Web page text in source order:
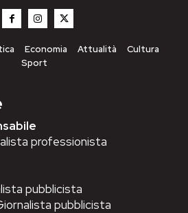
Economia Attualità
Cultura
Sport
professionista
pubblicista
pubblicista